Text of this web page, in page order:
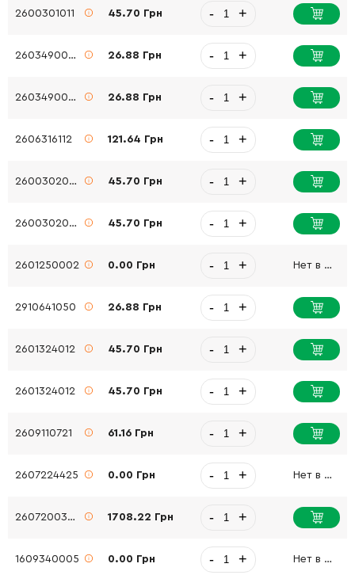
2600301011 45.70 Грн - +
2603490022 26.88 Грн - +
2603490022 26.88 Грн - +
2606316112 121.64 Грн - +
2600302002 45.70 Грн - +
2600302002 45.70 Грн - +
2601250002 0.00 Грн - + Нет в наличии
2910641050 26.88 Грн - +
2601324012 45.70 Грн - +
2601324012 45.70 Грн - +
2609110721 61.16 Грн - +
2607224425 0.00 Грн - + Нет в наличии
2607200302 1708.22 Грн - +
1609340005 0.00 Грн - + Нет в наличии